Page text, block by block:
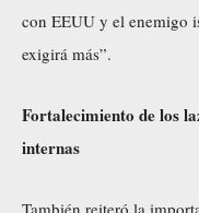
con EEUU y el enemigo
exigirá más”.
Fortalecimiento de los
internas
También reiteró la